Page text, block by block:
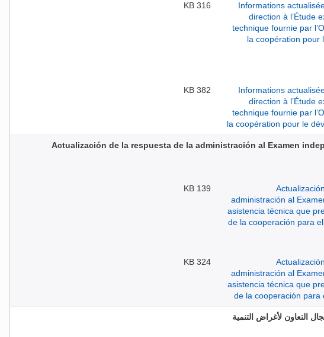
316 KB
382 KB
Actualización de la respuesta de la administración al Examen
139 KB
324 KB
التعاون لأغراض التنمية